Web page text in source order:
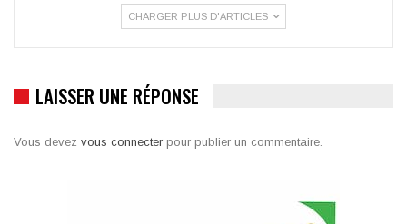
CHARGER PLUS D'ARTICLES
LAISSER UNE RÉPONSE
Vous devez vous connecter pour publier un commentaire.